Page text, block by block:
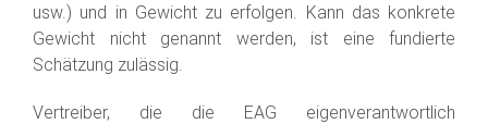
usw.) und in Gewicht zu erfolgen. Kann das konkrete
Gewicht nicht genannt werden, ist eine fundierte
Schätzung zulässig.
Vertreiber, die die EAG eigenverantwortlich